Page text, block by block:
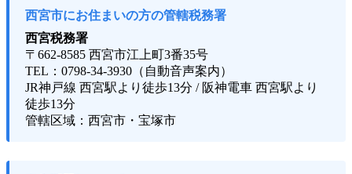
西宮市にお住まいの方の管轄税務署
西宮税務署
〒662-8585 西宮市江上町3番35号
TEL：0798-34-3930（自動音声案内）
JR神戸線 西宮駅より徒歩13分 / 阪神電車 西宮駅より
徒歩13分
管轄区域：西宮市・宝塚市